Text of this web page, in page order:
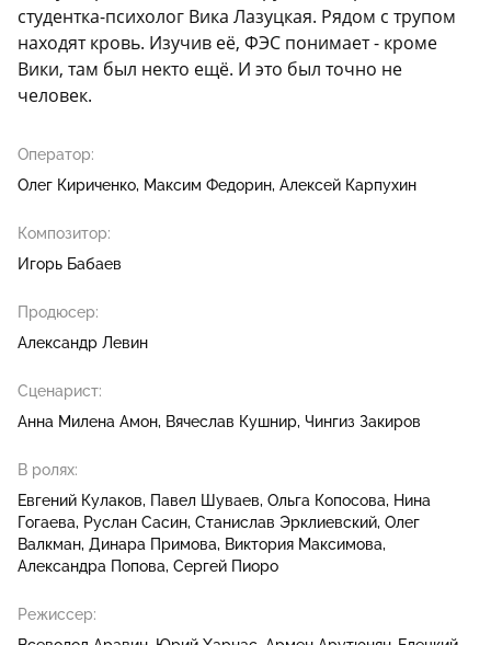
студентка-психолог Вика Лазуцкая. Рядом с трупом
находят кровь. Изучив её, ФЭС понимает - кроме
Вики, там был некто ещё. И это был точно не
человек.
Оператор:
Олег Кириченко Максим Федорин Алексей Карпухин
Композитор:
Игорь Бабаев
Продюсер:
Александр Левин
Сценарист:
Анна Милена Амон Вячеслав Кушнир Чингиз Закиров
В ролях:
Евгений Кулаков
Павел Шуваев Ольга Копосова Нина
Гогаева Руслан Сасин Станислав Эрклиевский Олег
Валкман Динара Примова Виктория Максимова
Александра Попова Сергей Пиоро
Режиссер: